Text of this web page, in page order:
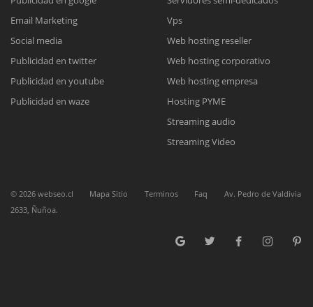
Reunión online
Nuestros ejecutivos le enviarán un correo electrónico con el enlace a
Meet para la reunión online.
Cotización
Complete el formulario y nos contactaremos a la brevedad.
Chat Online
para enviarnos un correo electrónico con sus datos personales.
Email Marketing
Social media
Publicidad en twitter
Publicidad en youtube
Publicidad en waze
Vps
Web hosting reseller
Web hosting corporativo
Web hosting empresa
Hosting PYME
Streaming audio
Streaming Video
© 2026 webseo.cl Mapa Sitio Terminos Faq
Av. Pedro de Valdivia
2633, Ñuñoa.